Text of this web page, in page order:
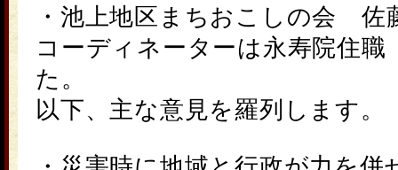
・池上地区まちおこしの会 佐
コーディネーターは永寿院住
た。
以下、主な意見を羅列します。